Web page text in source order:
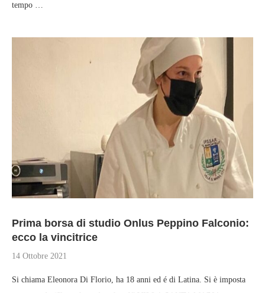
tempo …
Prima borsa di studio Onlus Peppino Falconio:
ecco la vincitrice
14 Ottobre 2021
Si chiama Eleonora Di Florio, ha 18 anni ed é di Latina. Si è imposta